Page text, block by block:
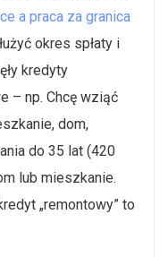
a praca za granica
okres spłaty i
kredyty
– np. Chcę wziąć
dom,
do 35 lat (420
lub mieszkanie.
„remontowy” to